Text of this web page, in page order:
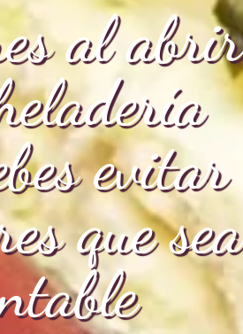
al abrir
evitar
que sea